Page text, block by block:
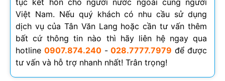
tục kết hôn cho người nước ngoài cùng người
Việt Nam. Nếu quý khách có nhu cầu sử dụng
dịch vụ của Tân Văn Lang hoặc cần tư vấn thêm
bất cứ thông tin nào thì hãy liên hệ ngay qua
hotline 0907.874.240-028.7777.7979 để được
tư vấn và hỗ trợ nhanh nhất! Trân trọng!